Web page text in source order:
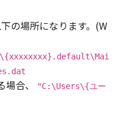
の場所になります。(W
合、
"C:\Users\{ユー